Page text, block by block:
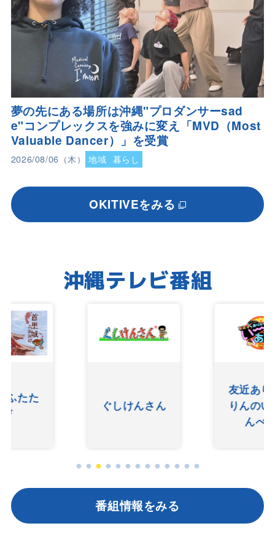
夢の先にある場所は沖縄"プロダンサーsad
e"コンプレックスを強みに変え「MVD（Most
Valuable Dancer）」を受賞
2026/08/06（木） 地域 暮らし
OKITIVEをみる
沖縄テレビ番組
ぐしけんさん
友近ありんく
りんのい～あ
番組情報をみる